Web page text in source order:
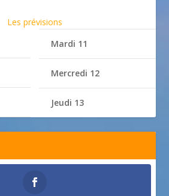
Les prévisions
Mardi 11
Mercredi 12
Jeudi 13